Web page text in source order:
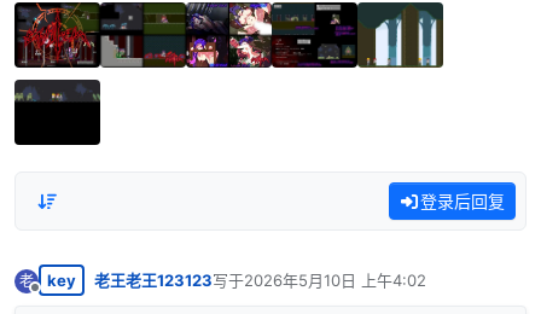
登录后回复
老
离线
key 老王老王123123写于2026年5月10日 上午4:02
最后由 编辑